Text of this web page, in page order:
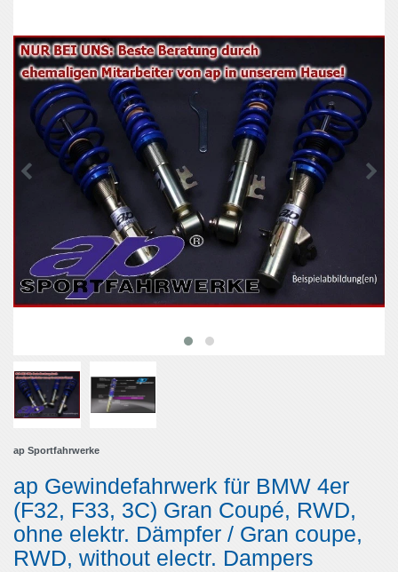
ap Sportfahrwerke
ap Gewindefahrwerk für BMW 4er
(F32, F33, 3C) Gran Coupé, RWD,
ohne elektr. Dämpfer / Gran coupe,
RWD, without electr. Dampers